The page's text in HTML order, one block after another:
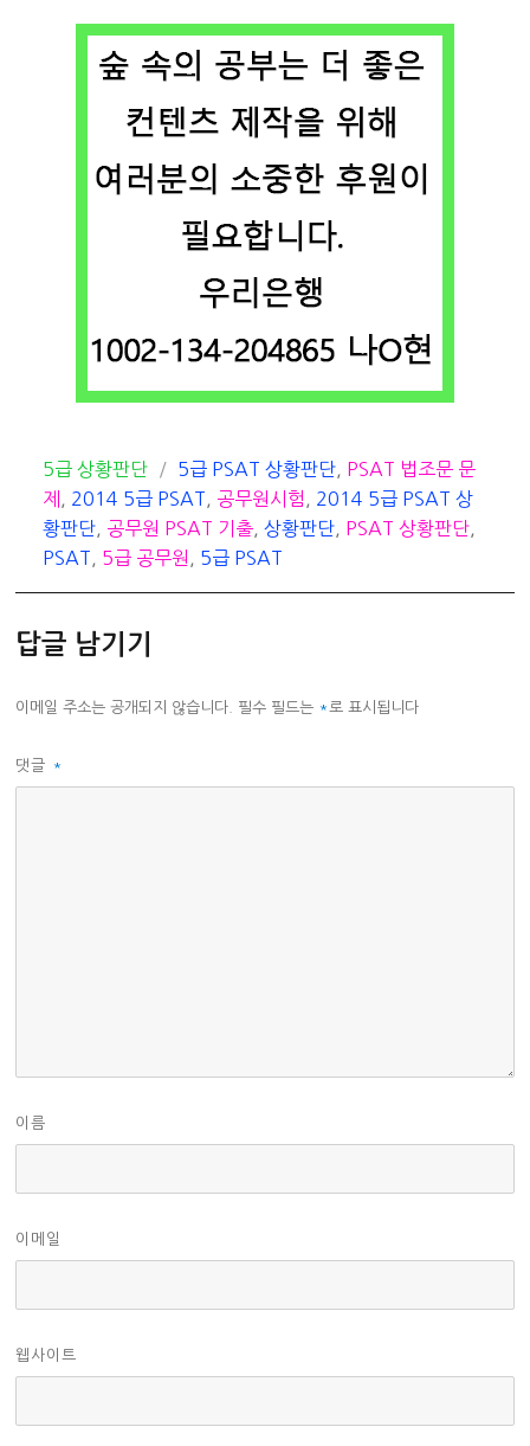
카
테
고
리
5급 상황판단
태
그
5급 PSAT 상황판단, PSAT 법조문 문
제
2014 5급 PSAT 공무원시험
2014 5급 PSAT 상
황판단
공무원 PSAT 기출 ,상황판단 PSAT 상황판단
PSAT
5급 공무원 5급 PSAT
답글 남기기
이메일 주소는 공개되지 않습니다. 필수 필드는 * 로 표시됩니다
댓글 *
이름
이메일
웹사이트